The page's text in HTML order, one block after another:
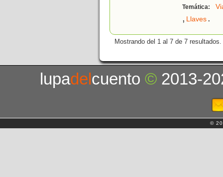
Temática:
, Llaves.
Mostrando del 1 al 7 de 7 resultados.
lupadelcuento© 2013-
©